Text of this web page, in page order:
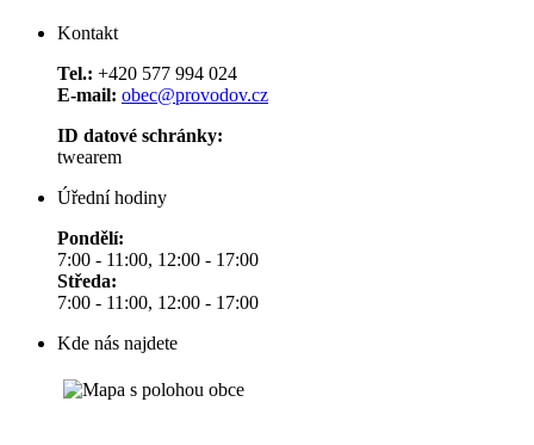
Kontakt
Tel.: +420 577 994 024
E-mail: obec@provodov.cz
ID datové schránky:
twearem
Úřední hodiny
Pondělí:
7:00 - 11:00, 12:00 - 17:00
Středa:
7:00 - 11:00, 12:00 - 17:00
Kde nás najdete